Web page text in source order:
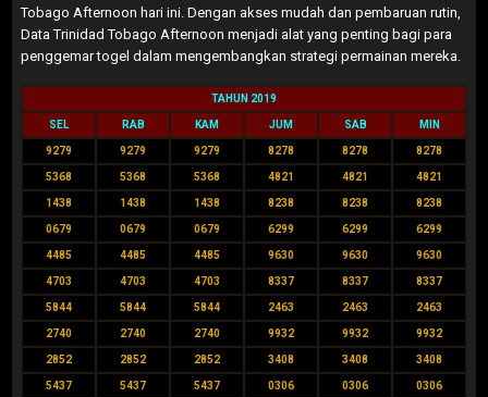
Tobago Afternoon hari ini. Dengan akses mudah dan pembaruan rutin,
Data Trinidad Tobago Afternoon menjadi alat yang penting bagi para
penggemar togel dalam mengembangkan strategi permainan mereka.
TAHUN 2019
SEL RAB KAM JUM SAB MIN
9279 9279 9279 8278 8278 8278
5368 5368 5368 4821 4821 4821
1438 1438 1438 8238 8238 8238
0679 0679 0679 6299 6299 6299
4485 4485 4485 9630 9630 9630
4703 4703 4703 8337 8337 8337
5844 5844 5844 2463 2463 2463
2740 2740 2740 9932 9932 9932
2852 2852 2852 3408 3408 3408
5437 5437 5437 0306 0306 0306